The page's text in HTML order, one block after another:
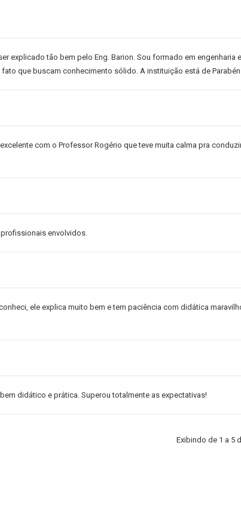
explicado tão bem pelo Eng. Barion. Sou formado em engenharia
que buscam conhecimento sólido. A instituição está de
com o Professor Rogério que teve muita calma pra
envolvidos.
ele explica muito bem e tem paciência com didática
didático e prática. Superou totalmente as expectativas!
Exibindo de 1 a 5